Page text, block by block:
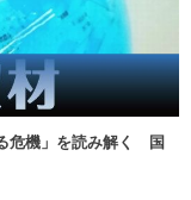
危機」を読み解く 国